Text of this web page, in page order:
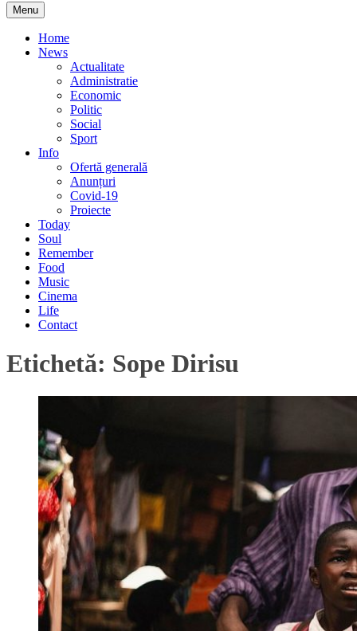
Menu Skip
to
content
Home
News
Actualitate
Administratie
Economic
Politic
Social
Sport
Info
Ofertă generală
Anunțuri
Covid-19
Proiecte
Today
Soul
Remember
Food
Music
Cinema
Life
Contact
Etichetă: Sope Dirisu